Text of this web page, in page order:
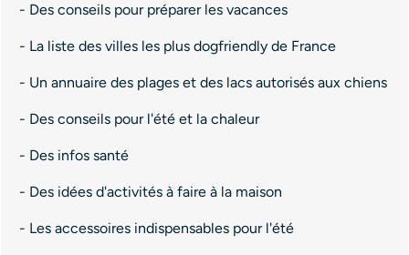
- Des conseils pour préparer les vacances
- La liste des villes les plus dogfriendly de France
- Un annuaire des plages et des lacs autorisés aux chiens
- Des conseils pour l'été et la chaleur
- Des infos santé
- Des idées d'activités à faire à la maison
- Les accessoires indispensables pour l'été